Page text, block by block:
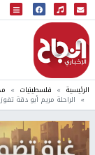
البث المباشر
إذاعة النجاح
الرئيسية فلسطينيات
الراحلة مريم أبو دقة